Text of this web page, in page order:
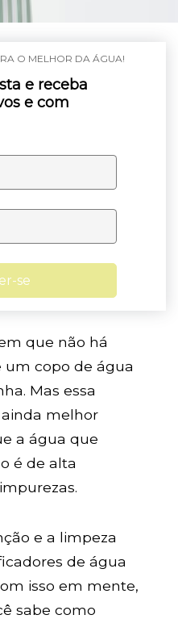
O MELHOR DA ÁGUA!
e receba
e com
se
que não há
copo de água
Mas essa
melhor
a água que
é de alta
e a limpeza
de água
isso em mente,
sabe como